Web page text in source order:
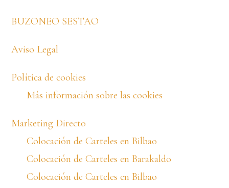
BUZONEO SESTAO
Aviso Legal
Política de cookies
Más información sobre las cookies
Marketing Directo
Colocación de Carteles en Bilbao
Colocación de Carteles en Barakaldo
Colocación de Carteles en Bilbao